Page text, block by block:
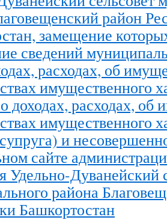
район
замещение
сведений
расходах, об
имущественного
доходах, расходах, об
имущественного
и
сайте
Удельно-Дуванейский
района
Башкортостан